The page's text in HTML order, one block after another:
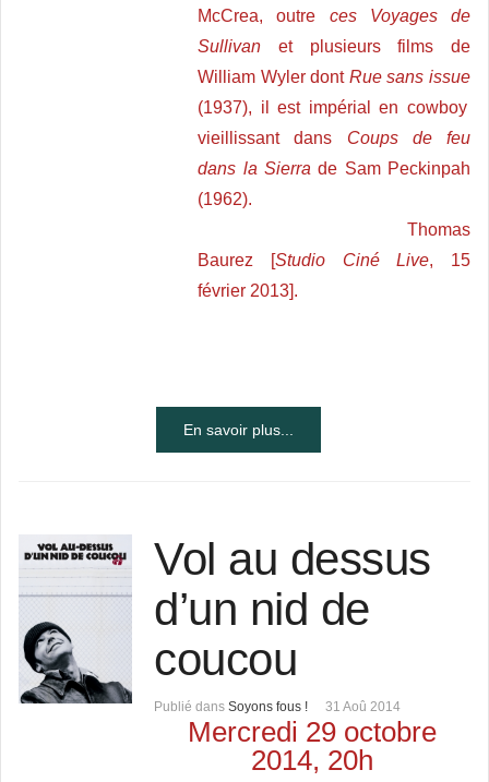
McCrea, outre ces Voyages de
Sullivan et plusieurs films de
William Wyler dont Rue sans issue
(1937), il est impérial en cowboy
vieillissant dans Coups de feu
dans la Sierra de Sam Peckinpah
(1962).
Thomas
Baurez [Studio Ciné Live, 15
février 2013].
En savoir plus...
Vol au dessus
d’un nid de
coucou
Publié dans Soyons fous ! 31 Aoû 2014
Mercredi 29 octobre
2014, 20h